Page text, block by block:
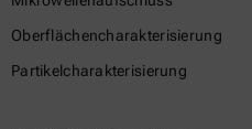
Oberflächencharakterisierung
Partikelcharakterisierung